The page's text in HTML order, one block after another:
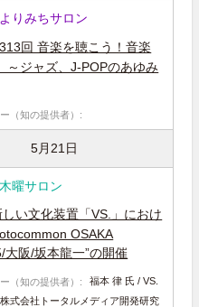
よりみちサロン
回 音楽を聴こう！音楽
～ジャズ、J-POPのあゆみ
5月21日
木曜サロン
しい文化装置「VS.」におけ
OSAKA
大阪/坂本龍一”の開催
福本 律 氏 / VS.
式会社トータルメディア開発研究